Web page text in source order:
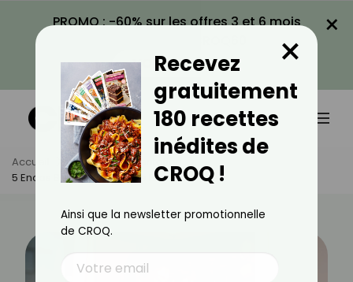
PROMO : -60% sur les offres 3 et 6 mois
VOIR LA PROMO
×
Accueil Actus
Alimentation
5 Encas Bons Pour Femme Enceinte
Recevez
gratuitement
180 recettes
inédites de
CROQ !
×
Ainsi que la newsletter promotionnelle
de CROQ.